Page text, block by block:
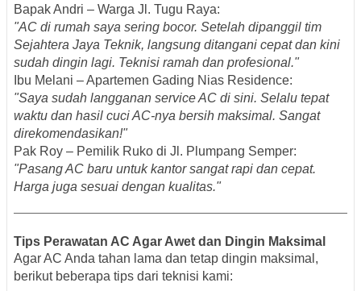
Bapak Andri – Warga Jl. Tugu Raya:
"AC di rumah saya sering bocor. Setelah dipanggil tim
Sejahtera Jaya Teknik, langsung ditangani cepat dan kini
sudah dingin lagi. Teknisi ramah dan profesional."
Ibu Melani – Apartemen Gading Nias Residence:
"Saya sudah langganan service AC di sini. Selalu tepat
waktu dan hasil cuci AC-nya bersih maksimal. Sangat
direkomendasikan!"
Pak Roy – Pemilik Ruko di Jl. Plumpang Semper:
"Pasang AC baru untuk kantor sangat rapi dan cepat.
Harga juga sesuai dengan kualitas."
Tips Perawatan AC Agar Awet dan Dingin Maksimal
Agar AC Anda tahan lama dan tetap dingin maksimal,
berikut beberapa tips dari teknisi kami: